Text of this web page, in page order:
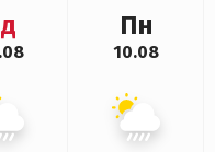
Пн
10.08